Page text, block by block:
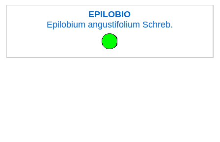
EPILOBIO
Epilobium angustifolium Schreb.